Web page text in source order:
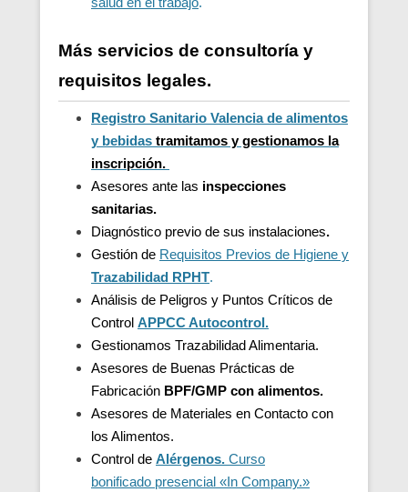
Más servicios de consultoría y
requisitos legales.
Registro Sanitario Valencia de alimentos
y bebidas tramitamos y gestionamos la
inscripción.
Asesores ante las inspecciones
sanitarias.
Diagnóstico previo de sus instalaciones.
Gestión de Requisitos Previos de Higiene y
Trazabilidad RPHT.
Análisis de Peligros y Puntos Críticos de
Control APPCC Autocontrol.
Gestionamos Trazabilidad Alimentaria.
Asesores de Buenas Prácticas de
Fabricación BPF/GMP con alimentos.
Asesores de Materiales en Contacto con
los Alimentos.
Control de Alérgenos. Curso
bonificado presencial «In Company.»